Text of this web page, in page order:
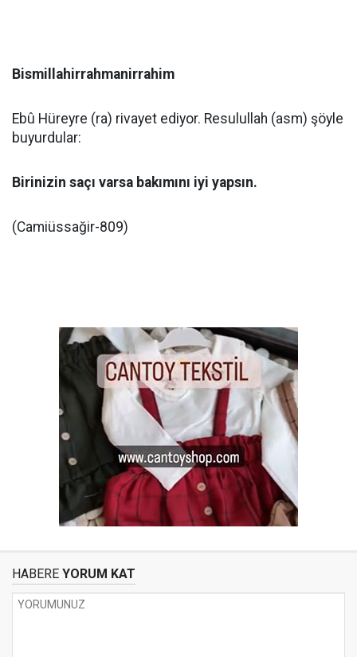
Bismillahirrahmanirrahim
Ebû Hüreyre (ra) rivayet ediyor. Resulullah (asm) şöyle
buyurdular:
Birinizin saçı varsa bakımını iyi yapsın.
(Camiüssağir-809)
HABERE YORUM KAT